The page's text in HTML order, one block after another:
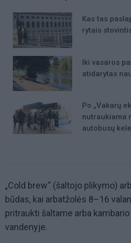
Kas tas
rytais
Iki vasaros
atidarytas
Po „Vakarų
nutraukiama
autobusų
„Cold brew“ (šaltojo plikymo)
būdas, kai arbatžolės 8–16
pritraukti šaltame arba
vandenyje.